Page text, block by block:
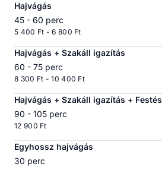
Hajvágás
45 - 60 perc
5 400 Ft - 6 800 Ft
Hajvágás + Szakáll igazítás
60 - 75 perc
8 300 Ft - 10 400 Ft
Hajvágás + Szakáll igazítás + Festés
90 - 105 perc
12 900 Ft
Egyhossz hajvágás
30 perc